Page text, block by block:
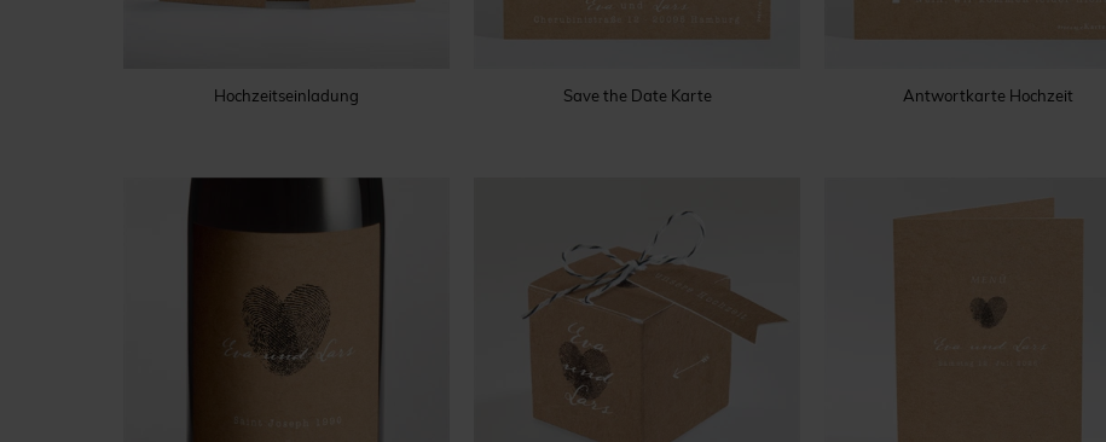
Hochzeitseinladung Save the Date Karte Antwortkarte Hochzeit